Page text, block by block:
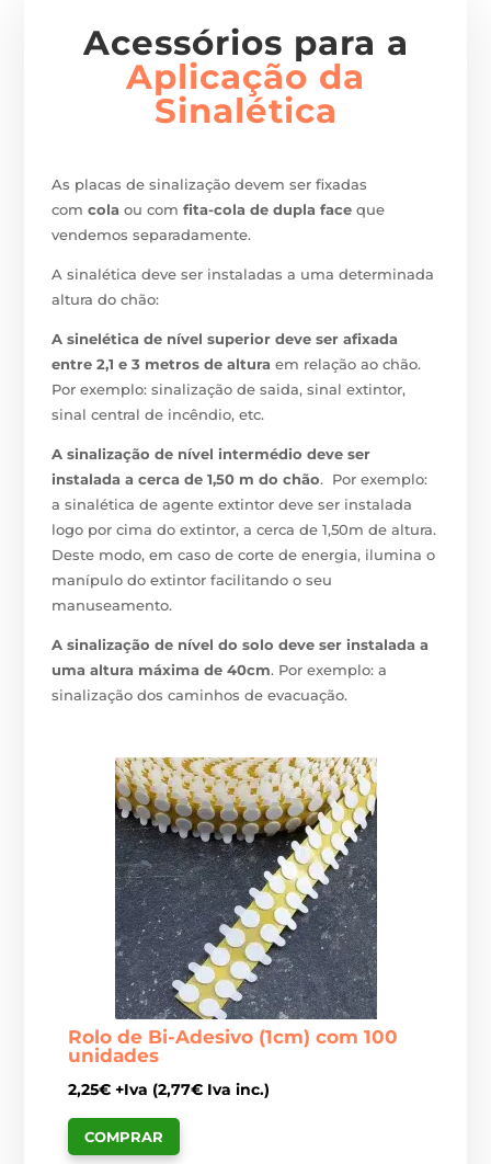
Acessórios para a
Aplicação da
Sinalética
As placas de sinalização devem ser fixadas
com cola ou com fita-cola de dupla face que
vendemos separadamente.
A sinalética deve ser instaladas a uma determinada
altura do chão:
A sinelética de nível superior deve ser afixada
entre 2,1 e 3 metros de altura em relação ao chão.
Por exemplo: sinalização de saida, sinal extintor,
sinal central de incêndio, etc.
A sinalização de nível intermédio deve ser
instalada a cerca de 1,50 m do chão. Por exemplo:
a sinalética de agente extintor deve ser instalada
logo por cima do extintor, a cerca de 1,50m de altura.
Deste modo, em caso de corte de energia, ilumina o
manípulo do extintor facilitando o seu
manuseamento.
A sinalização de nível do solo deve ser instalada a
uma altura máxima de 40cm. Por exemplo: a
sinalização dos caminhos de evacuação.
Rolo de Bi-Adesivo (1cm) com 100
unidades
2,25€ +Iva (2,77€ Iva inc.)
COMPRAR